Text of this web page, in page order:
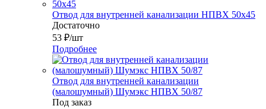
Отвод для внутренней канализации НПВХ 50x45
Достаточно
53 ₽/шт
Подробнее
Отвод для внутренней канализации
(малошумный) Шумэкс НПВХ 50/87
Под заказ